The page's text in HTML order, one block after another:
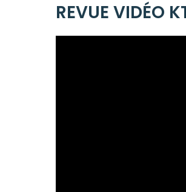
REVUE VIDÉO